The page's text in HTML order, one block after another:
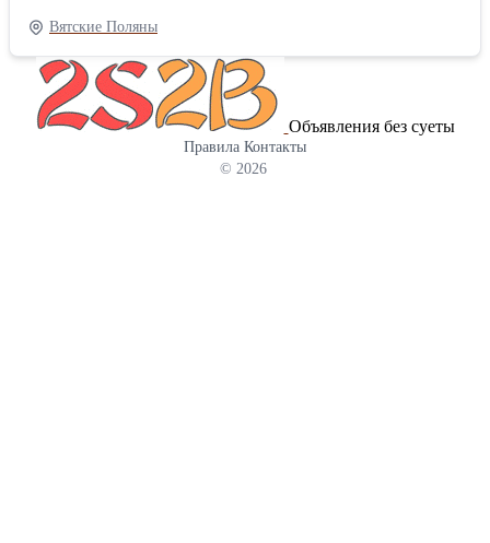
выдерживает дорожные нагрузки. Два прорезиненных колесика
мягко гасят вибрации от неровного асфальта или брусчатки.
Выдвижная ручка позволяет катить сумку за собой на вокзалах,
а плотная тканевая ручка идеальна, чтобы быстро запрыгнуть в
автобус, поезд или поднять багаж по ступенькам. Плотный
водонепроницаемый полиэстер не даст дождю или пролитому
кофе испортить ваши вещи. В большой наружный карман на
молнии можно убрать планшет, книгу, салфетки или легкую
Вятские Поляны
Объявления без суеты
Правила Контакты
© 2026